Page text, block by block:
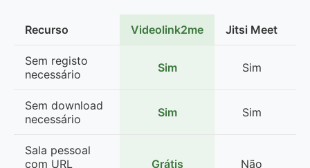
Recurso Videolink2me Jitsi Meet
Sem registo
necessário
Sim Sim
Sem download
necessário
Sim Sim
Sala pessoal
com URL
Grátis Não